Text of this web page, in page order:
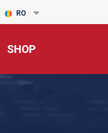
RO
SHOP